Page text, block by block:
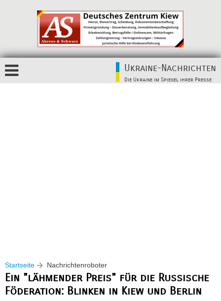
Ukraine-Nachrichten
Die Ukraine im Spiegel ihrer Presse
Startseite Nachrichtenroboter
Ein "lähmender Preis" für die Russische
Föderation: Blinken in Kiew und Berlin